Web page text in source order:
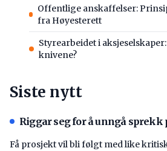
Offentlige anskaffelser:
fra Høyesterett
Styrearbeidet i
knivene?
Siste nytt
Riggar seg for å unngå
Få prosjekt vil bli følgt med like